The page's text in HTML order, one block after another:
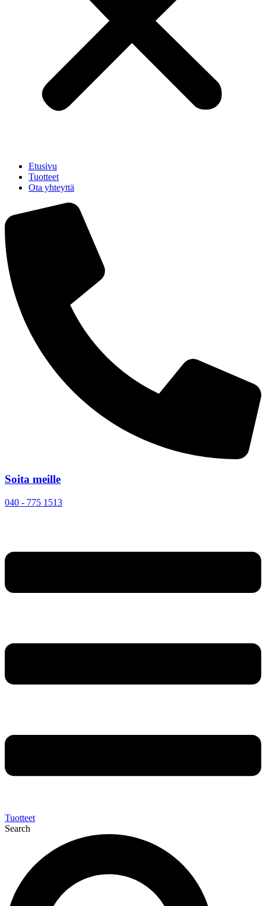
Etusivu
Tuotteet
Ota yhteyttä
Soita meille
040 - 775 1513
Tuotteet
Search